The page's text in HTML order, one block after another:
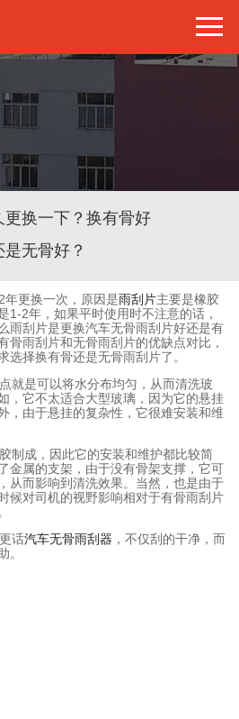
更换一下？换有骨好
是无骨好？
年更换一次，原因是雨刮片主要是橡胶
1-2年，如果平时使用时不注意的话，
雨刮片是更换汽车无骨雨刮片好还是有
骨雨刮片和无骨雨刮片的优缺点对比，
选择换有骨还是无骨雨刮片了。
就是可以将水分布均匀，从而清洗玻
，它不太适合大型玻璃，因为它的悬挂
，由于悬挂的复杂性，它很难安装和维
制成，因此它的安装和维护都比较简
金属的支架，由于没有骨架支撑，它可
从而影响到清洗效果。当然，也是由于
候对司机的视野影响相对于有骨雨刮片
话汽车无骨雨刮器 ，不仅刮的干净，而
。